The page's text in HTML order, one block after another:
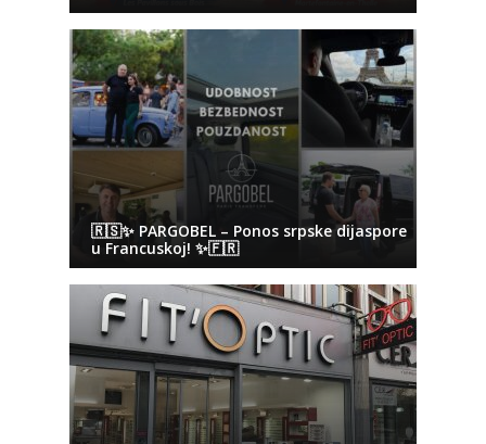
🇷🇸✨ PARGOBEL – Ponos srpske dijaspore
u Francuskoj! ✨🇫🇷